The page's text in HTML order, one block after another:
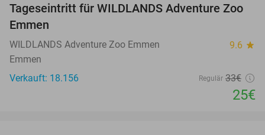
24%
Tageseintritt für WILDLANDS Adventure Zoo
Emmen
WILDLANDS Adventure Zoo Emmen 9.6 star
Emmen
Verkauft: 18.156
Regulär 33€
25€